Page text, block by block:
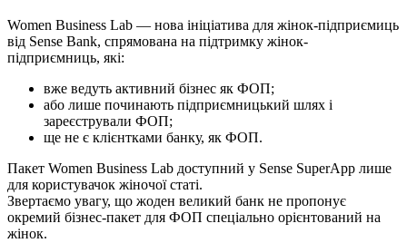
Women Business Lab — нова ініціатива для жінок-підприємиць
від Sense Bank, спрямована на підтримку жінок-
підприємниць, які:
вже ведуть активний бізнес як ФОП;
або лише починають підприємницький шлях і
зареєстрували ФОП;
ще не є клієнтками банку, як ФОП.
Пакет Women Business Lab доступний у Sense SuperApp лише
для користувачок жіночої статі.
Звертаємо увагу, що жоден великий банк не пропонує
окремий бізнес-пакет для ФОП спеціально орієнтований на
жінок.